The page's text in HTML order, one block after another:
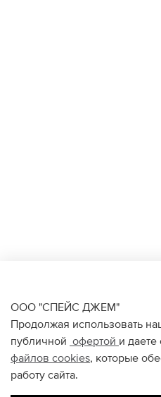
ООО "СПЕЙС ДЖЕМ"
Продолжая использовать
публичной офертой и даете
файлов cookies, которые
работу сайта.